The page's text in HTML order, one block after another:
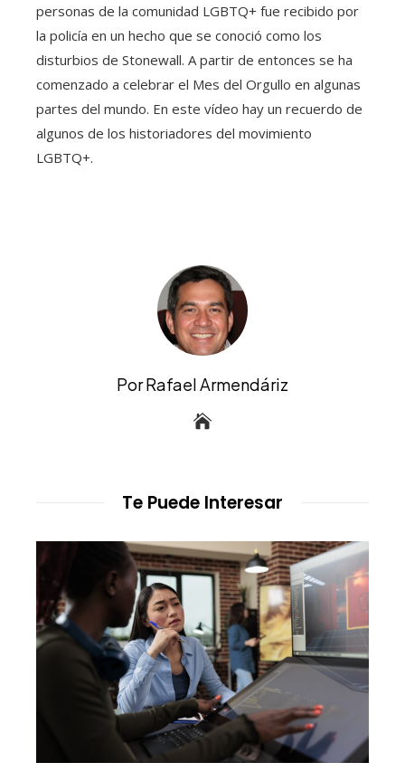
personas de la comunidad LGBTQ+ fue recibido por
la policía en un hecho que se conoció como los
disturbios de Stonewall. A partir de entonces se ha
comenzado a celebrar el Mes del Orgullo en algunas
partes del mundo. En este vídeo hay un recuerdo de
algunos de los historiadores del movimiento
LGBTQ+.
Por Rafael Armendáriz
Te Puede Interesar